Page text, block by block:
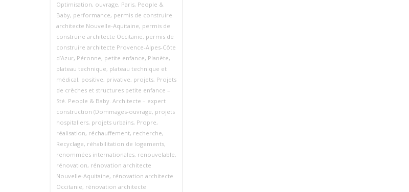
Optimisation, ouvrage, Paris, People &
Baby, performance, permis de construire
architecte Nouvelle‑Aquitaine, permis de
construire architecte Occitanie, permis de
construire architecte Provence‑Alpes‑Côte
d’Azur, Péronne, petite enfance, Planète,
plateau technique, plateau technique et
médical, positive, privative, projets, Projets
de crèches et structures petite enfance –
Sté. People & Baby. Architecte – expert
construction (Dommages-ouvrage, projets
hospitaliers, projets urbains, Propre,
réalisation, réchauffement, recherche,
Recyclage, réhabilitation de logements,
renommées internationales, renouvelable,
rénovation, rénovation architecte
Nouvelle‑Aquitaine, rénovation architecte
Occitanie, rénovation architecte